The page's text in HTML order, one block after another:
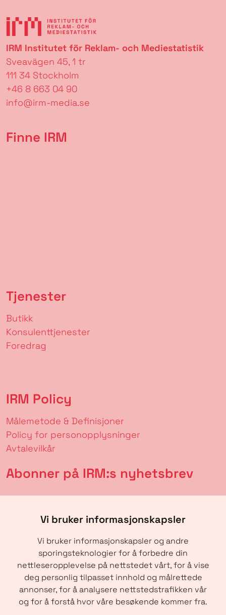
Vi bruker informasjonskapsler
Vi bruker informasjonskapsler og andre
sporingsteknologier for å forbedre din
nettleseropplevelse på nettstedet vårt, for å vise
deg personlig tilpasset innhold og målrettede
annonser, for å analysere nettstedstrafikken vår
og for å forstå hvor våre besøkende kommer fra.
IRM Institutet för Reklam- och Mediestatistik
Sveavägen 45, 1 tr
111 34 Stockholm
+46 8 663 04 90
info@irm-media.se
Finne IRM
Tjenester
Butikk
Konsulenttjenester
Foredrag
IRM Policy
Målemetode & Definisjoner
Policy for personopplysninger
Avtalevilkår
Abonner på IRM:s nyhetsbrev
SENDE